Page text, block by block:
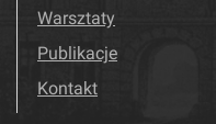
Warsztaty
Publikacje
Kontakt